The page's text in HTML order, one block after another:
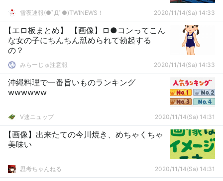
雪夜速報(●ﾟДﾟ●)TWINEWS！ 2020/11/14(Sa) 14:33
【エロ板まとめ】 【画像】ロ●コンってこん
な女の子にちんちん舐められて勃起する
の？
みらーじゅ注意報 2020/11/14(Sa) 14:33
沖縄料理で一番旨いものランキング
wwwwww
V速ニュップ 2020/11/14(Sa) 14:31
【画像】出来たての今川焼き、めちゃくちゃ
美味い
思考ちゃんねる 2020/11/14(Sa) 14:31